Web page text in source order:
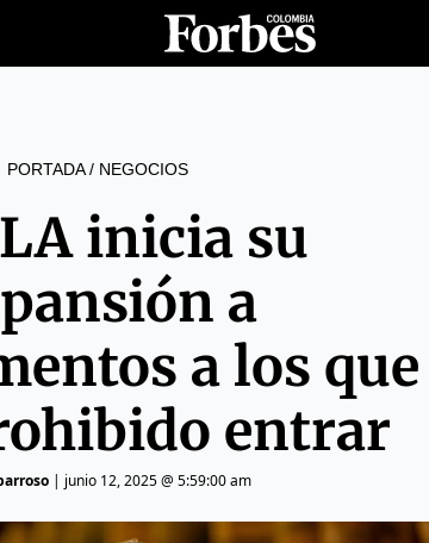
PORTADA/ NEGOCIOS
inicia su
a
a los que
entrar
| junio 12, 2025 @ 5:59:00 am